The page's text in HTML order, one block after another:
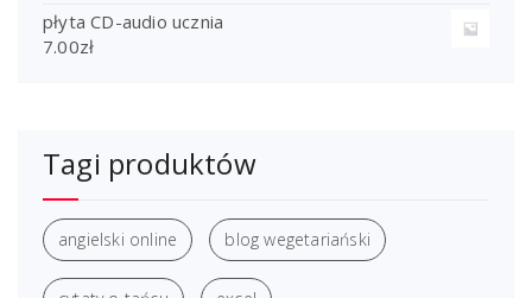
płyta CD-audio ucznia
7.00zł
Tagi produktów
angielski online blog wegetariański